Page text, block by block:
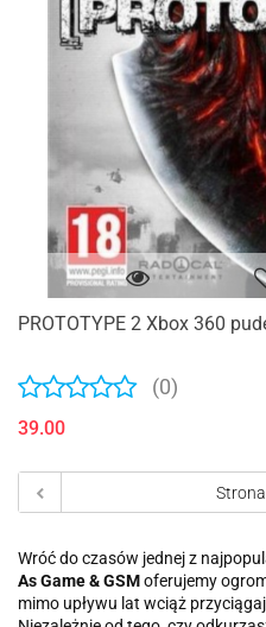
PROTOTYPE 2 Xbox 360
(0)
39.00
Wróć do czasów jednej z
As Game & GSMoferujemy
mimo upływu lat wciąż